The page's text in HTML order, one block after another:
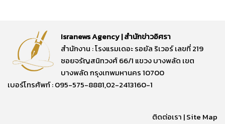
Isranews Agency | สำนักข่าวอิศรา
สำนักงาน : โรงแรมเดอะ รอยัล ริเวอร์ เลขที่ 219
ซอยจรัญสนิทวงศ์ 66/1 แขวง บางพลัด เขต
บางพลัด กรุงเทพมหานคร 10700
เบอร์โทรศัพท์ : 095-575-8881,02-2413160-1
ติดต่อเรา |Site Map